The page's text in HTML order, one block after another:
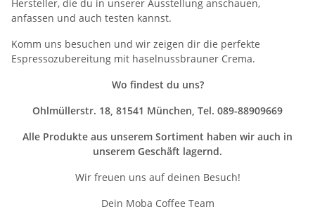
Hersteller, die du in unserer Ausstellung anschauen,
anfassen und auch testen kannst.
Komm uns besuchen und wir zeigen dir die perfekte
Espressozubereitung mit haselnussbrauner Crema.
Wo findest du uns?
Ohlmüllerstr. 18, 81541 München, Tel. 089-88909669
Alle Produkte aus unserem Sortiment haben wir auch in
unserem Geschäft lagernd.
Wir freuen uns auf deinen Besuch!
Dein Moba Coffee Team